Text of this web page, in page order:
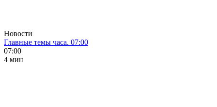
Новости
Главные темы часа. 07:00
07:00
4 мин